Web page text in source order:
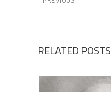
RELATED POSTS